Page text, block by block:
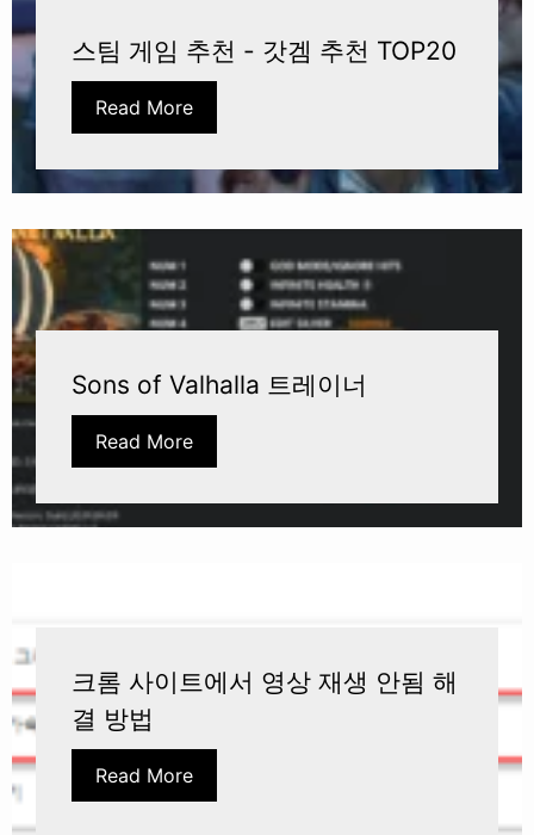
스팀 게임 추천 - 갓겜 추천 TOP20
Read More
Sons of Valhalla 트레이너
Read More
크롬 사이트에서 영상 재생 안됨 해
결 방법
Read More